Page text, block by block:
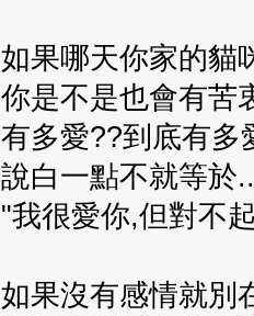
如果哪天你家的貓
你是不是也會有苦
有多愛??到底有多
說白一點不就等於..
"我很愛你,但對不
如果沒有感情就別